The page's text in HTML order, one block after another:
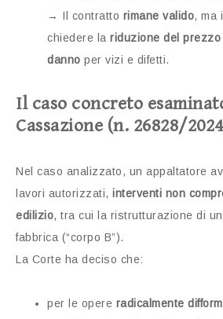
→ Il contratto rimane valido, ma
chiedere la riduzione del prezzo
danno per vizi e difetti.
Il caso concreto
Cassazione (n. 26828/
Nel caso analizzato, un appaltatore
lavori autorizzati, interventi non
edilizio, tra cui la ristrutturazione di
fabbrica (“corpo B”).
La Corte ha deciso che:
per le opere radicalmente